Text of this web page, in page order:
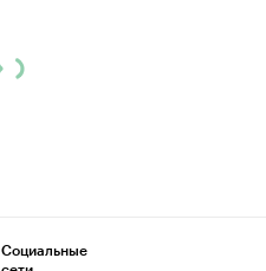
Социальные